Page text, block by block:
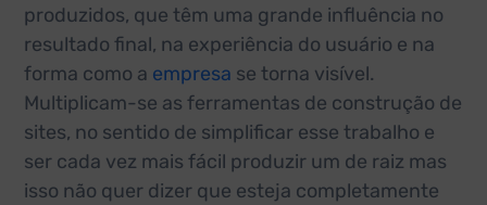
produzidos, que têm uma grande influência no
resultado final, na experiência do usuário e na
forma como a empresa se torna visível.
Multiplicam-se as ferramentas de construção de
sites, no sentido de simplificar esse trabalho e
ser cada vez mais fácil produzir um de raiz mas
isso não quer dizer que esteja completamente